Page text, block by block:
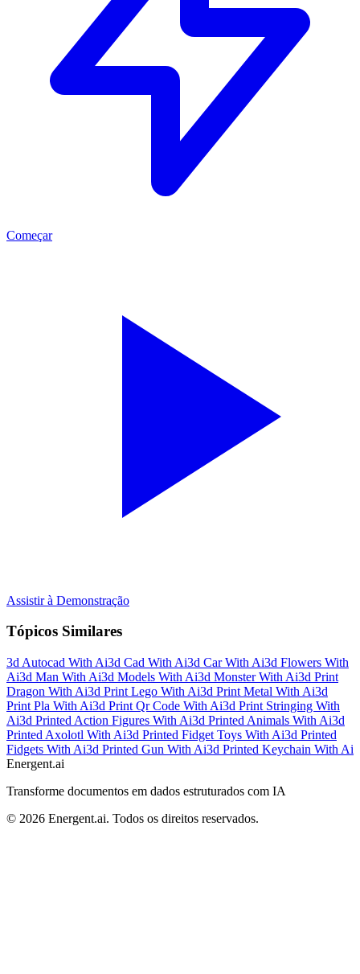
Começar
Assistir à Demonstração
Tópicos Similares
3d Autocad With Ai3d Cad With Ai3d Car With Ai3d Flowers With
Ai3d Man With Ai3d Models With Ai3d Monster With Ai3d Print
Dragon With Ai3d Print Lego With Ai3d Print Metal With Ai3d
Print Pla With Ai3d Print Qr Code With Ai3d Print Stringing With
Ai3d Printed Action Figures With Ai3d Printed Animals With Ai3d
Printed Axolotl With Ai3d Printed Fidget Toys With Ai3d Printed
Fidgets With Ai3d Printed Gun With Ai3d Printed Keychain With Ai
Energent.ai
Transforme documentos em dados estruturados com IA
© 2026 Energent.ai. Todos os direitos reservados.